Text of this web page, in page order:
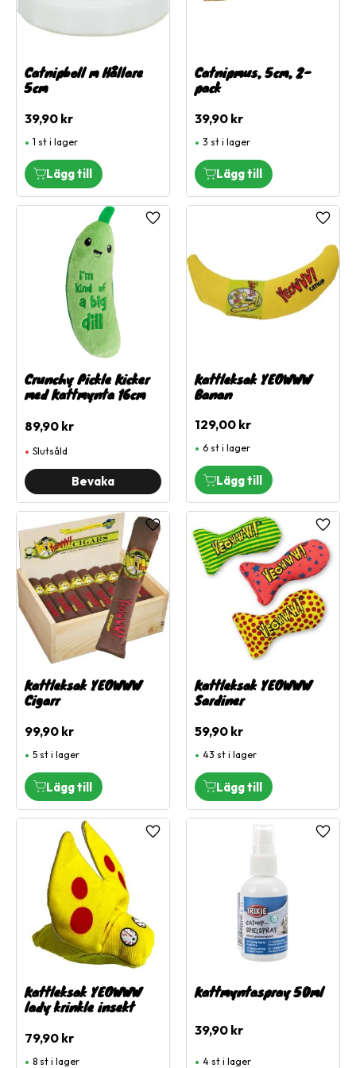
Catnipboll m Hållare
5cm
39,90 kr
1 st i lager
Catnipmus, 5cm, 2-
pack
39,90 kr
3 st i lager
Crunchy Pickle Kicker
med Kattmynta 16cm
89,90 kr
Lägg till i favoriter
Slutsåld
Kattleksak YEOWWW
Banan
129,00 kr
Lägg
6 st i lager
Kattleksak YEOWWW
Cigarr
99,90 kr
Lägg till i favoriter
5 st i lager
Kattleksak YEOWWW
Sardiner
59,90 kr
Lägg
43 st i lager
Kattleksak YEOWWW
lady krinkle insekt
79,90 kr
Lägg till i favoriter
8 st i lager
Kattmyntaspray 50ml
39,90 kr
Lägg
4 st i lager